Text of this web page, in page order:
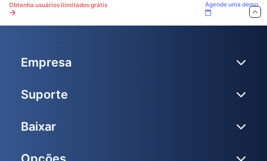
Obtenha usuários ilimitados grátis
Agende uma demo
Empresa
Suporte
Baixar